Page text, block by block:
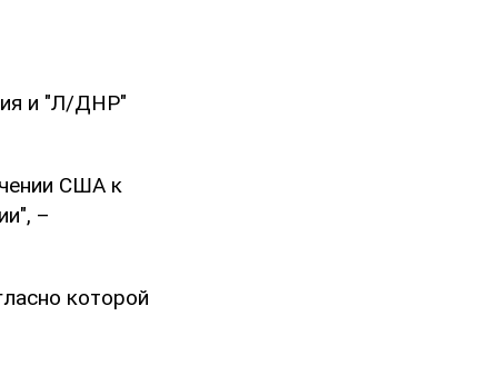
и "Л/ДНР"
США к
–
которой